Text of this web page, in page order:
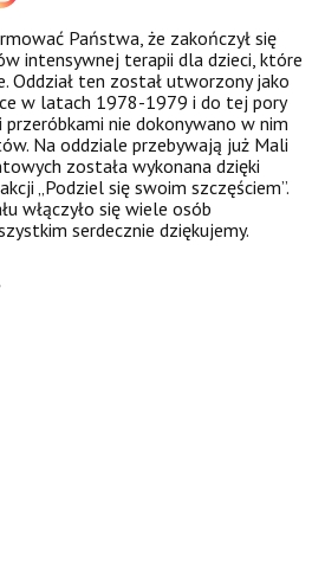
Państwa, że zakończył się
intensywnej terapii dla dzieci, które
Oddział ten został utworzony jako
w latach 1978-1979 i do tej pory
nie dokonywano w nim
Na oddziale przebywają już Mali
została wykonana dzięki
„Podziel się swoim szczęściem”.
włączyło się wiele osób
serdecznie dziękujemy.